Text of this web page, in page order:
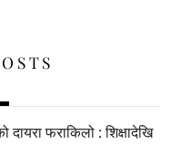
फराकिलो : शिक्षादेखि